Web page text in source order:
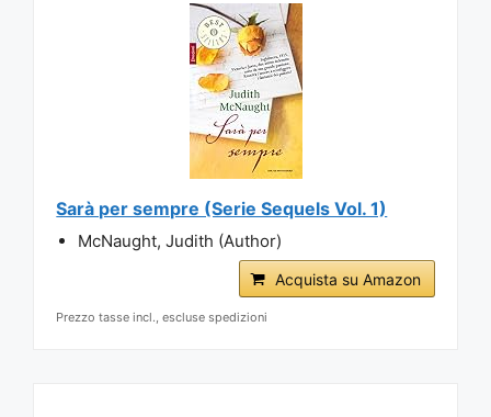
Sarà per sempre (Serie Sequels Vol. 1)
McNaught, Judith (Author)
Acquista su Amazon
Prezzo tasse incl., escluse spedizioni